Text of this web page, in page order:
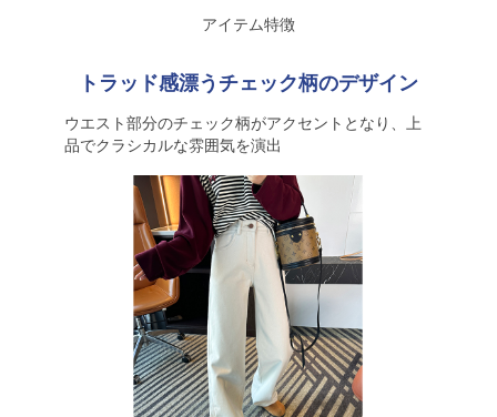
アイテム特徴
トラッド感漂うチェック柄のデザイン
ウエスト部分のチェック柄がアクセントとなり、上
品でクラシカルな雰囲気を演出